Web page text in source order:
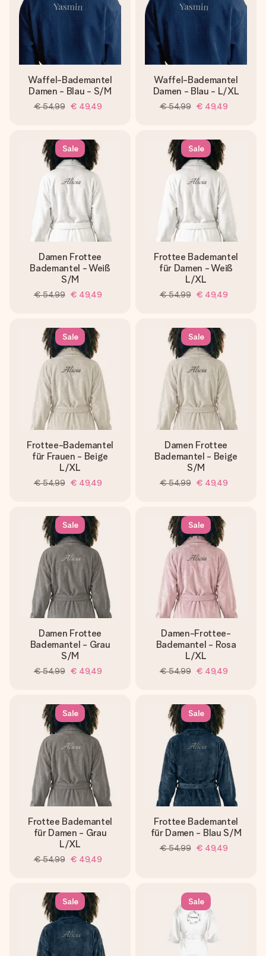
Waffel-Bademantel
Damen - Blau - S/M
€ 54,99 € 49,49
Waffel-Bademantel
Damen - Blau - L/XL
€ 54,99 € 49,49
Sale
Damen Frottee
Bademantel - Weiß
S/M
€ 54,99 € 49,49
Sale
Frottee Bademantel
für Damen - Weiß
L/XL
€ 54,99 € 49,49
Sale
Frottee-Bademantel
für Frauen - Beige
L/XL
€ 54,99 € 49,49
Sale
Damen Frottee
Bademantel - Beige
S/M
€ 54,99 € 49,49
Sale
Damen Frottee
Bademantel - Grau
S/M
€ 54,99 € 49,49
Sale
Damen-Frottee-
Bademantel - Rosa
L/XL
€ 54,99 € 49,49
Sale
Frottee Bademantel
für Damen - Grau
L/XL
€ 54,99 € 49,49
Sale
Frottee Bademantel
für Damen - Blau S/M
€ 54,99 € 49,49
Sale Sale